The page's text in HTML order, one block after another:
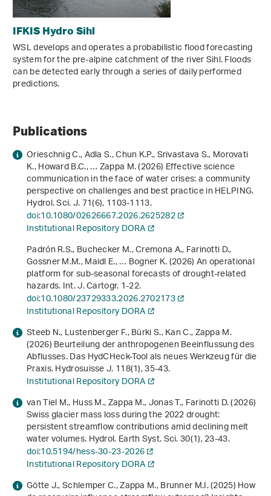
IFKIS Hydro Sihl
WSL develops and operates a probabilistic flood forecasting
system for the pre-alpine catchment of the river Sihl. Floods
can be detected early through a series of daily performed
predictions.
Publications
Orieschnig C., Adla S., Chun K.P., Srivastava S., Morovati
K., Howard B.C., … Zappa M. (2026) Effective science
communication in the face of water crises: a community
perspective on challenges and best practice in HELPING.
Hydrol. Sci. J.71(6), 1103-1113.
doi:10.1080/02626667.2026.2625282
Institutional Repository DORA
Padrón R.S., Buchecker M., Cremona A., Farinotti D.,
Gossner M.M., Maidl E., … Bogner K. (2026) An operational
platform for sub-seasonal forecasts of drought-related
hazards. Int. J. Cartogr. 1-22.
doi:10.1080/23729333.2026.2702173
Institutional Repository DORA
Steeb N., Lustenberger F., Bürki S., Kan C., Zappa M.
(2026) Beurteilung der anthropogenen Beeinflussung des
Abflusses. Das HydCHeck-Tool als neues Werkzeug für die
Praxis. Hydrosuisse J.118(1), 35-43.
Institutional Repository DORA
van Tiel M., Huss M., Zappa M., Jonas T., Farinotti D. (2026)
Swiss glacier mass loss during the 2022 drought:
persistent streamflow contributions amid declining melt
water volumes. Hydrol. Earth Syst. Sci.30(1), 23-43.
doi:10.5194/hess-30-23-2026
Institutional Repository DORA
Götte J., Schlemper C., Zappa M., Brunner M.I. (2025) How